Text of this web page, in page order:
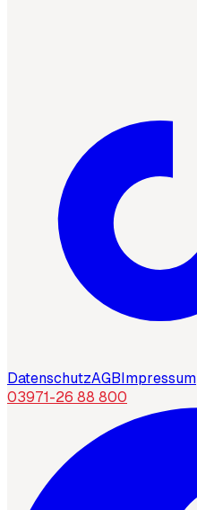
DatenschutzAGBImpressum
03971-26 88 800